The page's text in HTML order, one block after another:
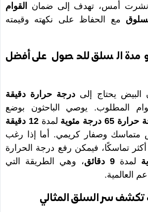
نشرت أمس، تهدف إلى ضمان
القوام
مع الحفاظ على نكهته وقيمته
ومدة السلق للحصول على أفضل
البيض يحتاج إلى درجة حرارة دقيقة
المطلوب. يوصي الباحثون بوضع
65 درجة مئوية لمدة12 دقيقة
متماسك وصفار كريمي. أما إذا رغب
تماسكًا، فيمكن رفع درجة الحرارة
لمدة 9 دقائق
، وهي الطريقة التي
العالمية.
تكشف سر السلق المثالي